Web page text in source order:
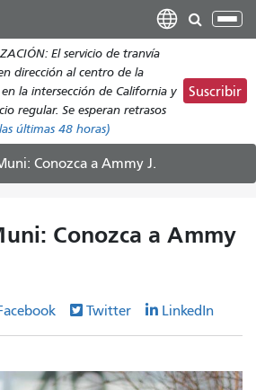
contenido
principal
El servicio de tranvía
dirección al centro de la
la intersección de California y
regular. Se esperan retrasos
últimas 48 horas)
Suscribir
Conozca a Ammy J.
Conozca a Ammy
Twitter LinkedIn